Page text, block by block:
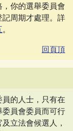
你的選舉委員會
周期才處理。詳
。
回頁頂
的人士，只有在
員會委員而可行
立法會候選人，